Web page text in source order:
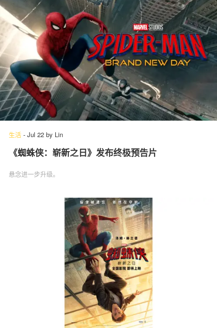
生活 - Jul 22 by Lin
《蜘蛛侠：崭新之日》发布终极预告片
悬念进一步升级。